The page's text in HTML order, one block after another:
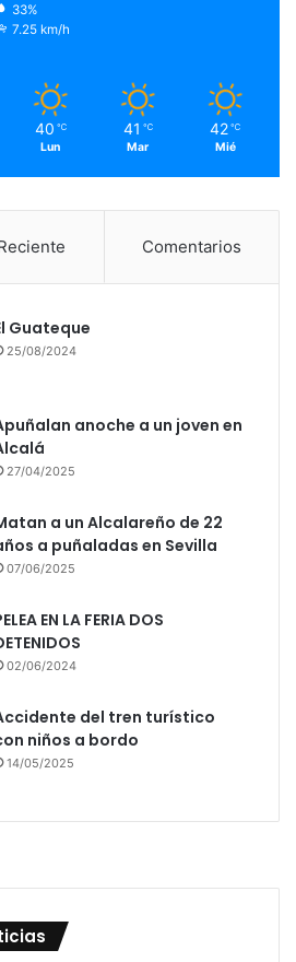
33%
7.25 km/h
40 ℃
Lun
41 ℃
Mar
42 ℃
Mié
Comentarios
Guateque
25/08/2024
anoche a un joven en
27/04/2025
a un Alcalareño de 22
a puñaladas en Sevilla
07/06/2025
EN LA FERIA DOS
02/06/2024
del tren turístico
niños a bordo
14/05/2025